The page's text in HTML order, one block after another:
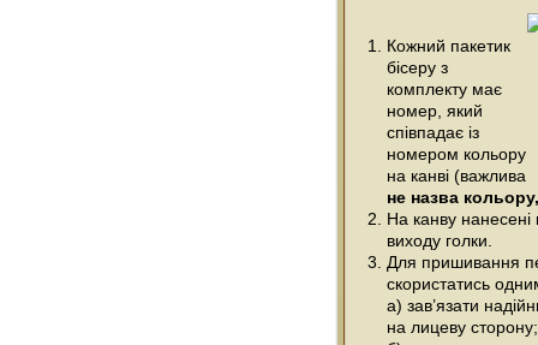
Кожний пакетик
бісеру з
комплекту має
номер, який
співпадає із
номером кольору
на канві (важлива
не назва
На канву нанесені
виходу голки.
Для пришивання
скористатись
а) зав’язати
на лицеву сторону;